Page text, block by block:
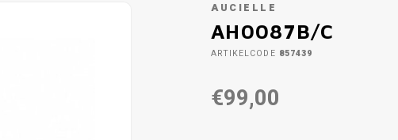
AUCIELLE
AH0087B/C
ARTIKELCODE 857439
€99,00